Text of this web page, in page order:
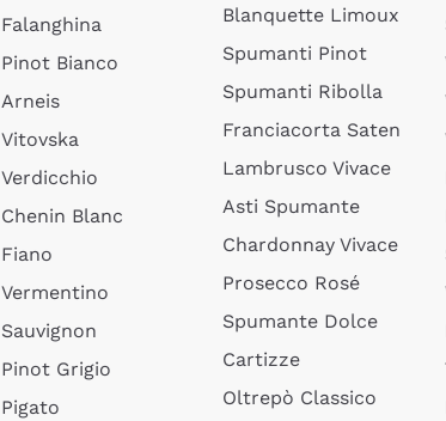
Falanghina
Pinot Bianco
Arneis
Vitovska
Verdicchio
Chenin Blanc
Fiano
Vermentino
Sauvignon
Pinot Grigio
Pigato
Blanquette Limoux
Spumanti Pinot
Spumanti Ribolla
Franciacorta Saten
Lambrusco Vivace
Asti Spumante
Chardonnay Vivace
Prosecco Rosé
Spumante Dolce
Cartizze
Oltrepò Classico